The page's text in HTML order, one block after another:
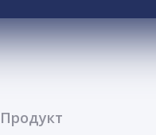
Продукт